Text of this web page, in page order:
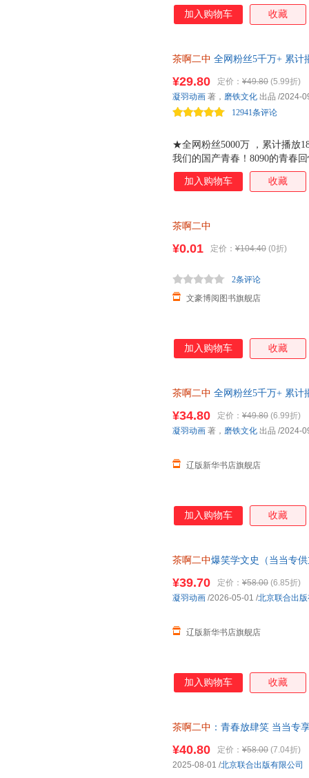
的同学各个天赋拉满，处处都
青春的主角。跟着本书，在名
加入购物车 收藏
茶啊二中 全网粉丝5千万+ 累计
的青春！ 回到笑得最大声的日
★全网粉丝5000万 ，累计播放
我们的国产青春！8090的青春
快乐又鲜活的人物，就像校园
青春正当下，快乐没有售价！
¥29.80 定价： ¥49.80 (5.99折)
12941条评论
凝羽动画 著， 磨铁文化 出品 /2024-
加入购物车 收藏
茶啊二中
¥0.01 定价： ¥104.40 (0折)
文豪博阅图书旗舰店
2条评论
加入购物车 收藏
茶啊二中 全网粉丝5千万+ 累计
¥34.80 定价： ¥49.80 (6.99折)
辽版新华书店旗舰店
凝羽动画 著， 磨铁文化 出品 /2024-
加入购物车 收藏
茶啊二中爆笑学文史（当当专
票
¥39.70 定价： ¥58.00 (6.85折)
辽版新华书店旗舰店
凝羽动画 /2026-05-01 /北京联合出
加入购物车 收藏
茶啊二中 ：青春放肆笑 当当专
¥40.80 定价： ¥58.00 (7.04折)
2025-08-01 /北京联合出版有限公司